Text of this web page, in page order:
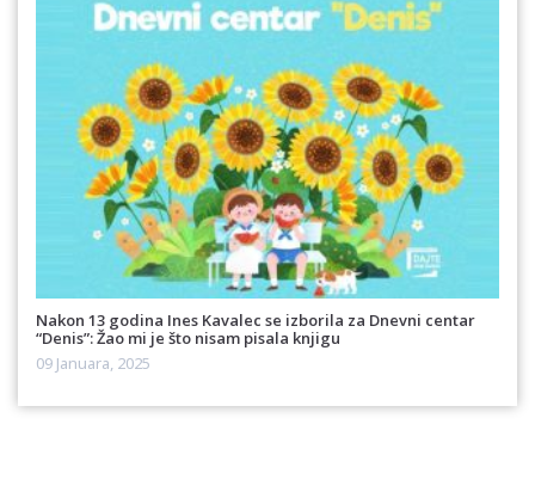
Nakon 13 godina Ines Kavalec se izborila za Dnevni centar
“Denis”: Žao mi je što nisam pisala knjigu
09 Januara, 2025